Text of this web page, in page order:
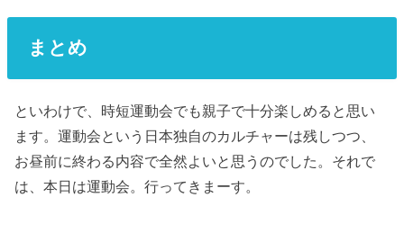
まとめ
といわけで、時短運動会でも親子で十分楽しめると思い
ます。運動会という日本独自のカルチャーは残しつつ、
お昼前に終わる内容で全然よいと思うのでした。それで
は、本日は運動会。行ってきまーす。